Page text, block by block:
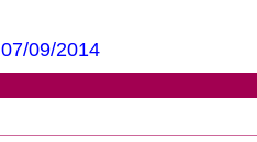
07/09/2014